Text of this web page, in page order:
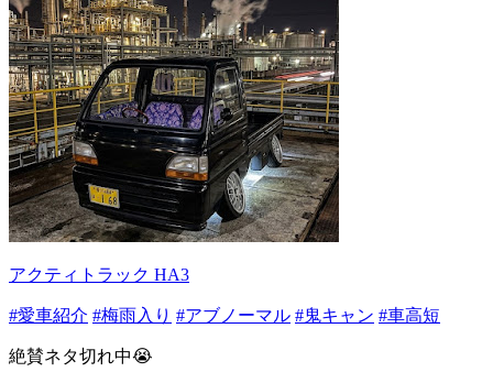
アクティトラック HA3
#愛車紹介 #梅雨入り #アブノーマル #鬼キャン #車高短
絶賛ネタ切れ中😭